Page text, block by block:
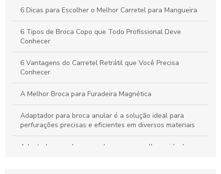
6 Dicas para Escolher o Melhor Carretel para Mangueira
6 Tipos de Broca Copo que Todo Profissional Deve
Conhecer
6 Vantagens do Carretel Retrátil que Você Precisa
Conhecer
A Melhor Broca para Furadeira Magnética
Adaptador para broca anular é a solução ideal para
perfurações precisas e eficientes em diversos materiais
Adaptador para broca anular: como escolher o ideal para